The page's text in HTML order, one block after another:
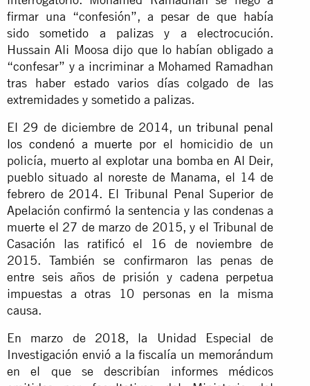
firmar una “confesión”, a pesar de que había
sido sometido a palizas y a electrocución.
Hussain Ali Moosa dijo que lo habían obligado a
“confesar” y a incriminar a Mohamed Ramadhan
tras haber estado varios días colgado de las
extremidades y sometido a palizas.
El 29 de diciembre de 2014, un tribunal penal
los condenó a muerte por el homicidio de un
policía, muerto al explotar una bomba en Al Deir,
pueblo situado al noreste de Manama, el 14 de
febrero de 2014. El Tribunal Penal Superior de
Apelación confirmó la sentencia y las condenas a
muerte el 27 de marzo de 2015, y el Tribunal de
Casación las ratificó el 16 de noviembre de
2015. También se confirmaron las penas de
entre seis años de prisión y cadena perpetua
impuestas a otras 10 personas en la misma
causa.
En marzo de 2018, la Unidad Especial de
Investigación envió a la fiscalía un memorándum
en el que se describían informes médicos